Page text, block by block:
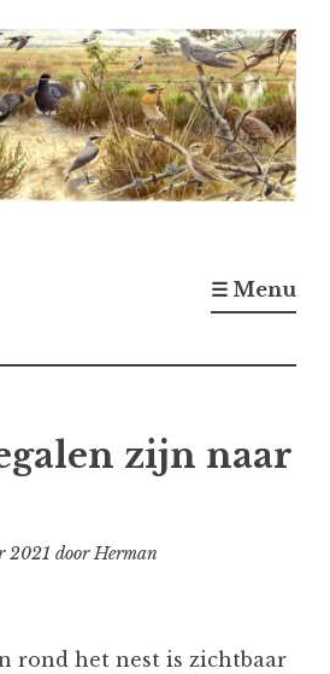
☰ Menu
zijn naar
2021 doorHerman
rond het nest is zichtbaar